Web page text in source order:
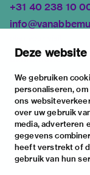
Deze
We gebruiken
personaliseren,
ons
over uw gebruik
media, adverteren
gegevens
heeft verstrekt of
gebruik van hun
+31 40 238 10
exhibitions
activities
practical
about
the museum
the collection
foundations &